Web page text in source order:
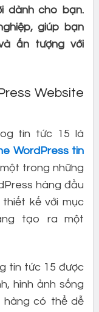
dành cho bạn.
giúp bạn
ấn tượng với
Website
tin tức 15 là
WordPress tin
trong những
hàng đầu
kế với mục
tạo ra một
tin tức 15 được
hình ảnh sống
hàng có thể dễ